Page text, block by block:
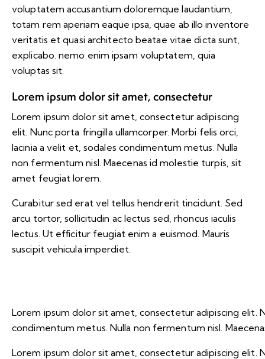
voluptatem accusantium doloremque laudantium,
totam rem aperiam eaque ipsa, quae ab illo inventore
veritatis et quasi architecto beatae vitae dicta sunt,
explicabo. nemo enim ipsam voluptatem, quia
voluptas sit.
Lorem ipsum dolor sit amet, consectetur
Lorem ipsum dolor sit amet, consectetur adipiscing
elit. Nunc porta fringilla ullamcorper. Morbi felis orci,
lacinia a velit et, sodales condimentum metus. Nulla
non fermentum nisl. Maecenas id molestie turpis, sit
amet feugiat lorem.
Curabitur sed erat vel tellus hendrerit tincidunt. Sed
arcu tortor, sollicitudin ac lectus sed, rhoncus iaculis
lectus. Ut efficitur feugiat enim a euismod. Mauris
suscipit vehicula imperdiet.
Lorem ipsum dolor sit amet, consectetur adipiscing elit.
condimentum metus. Nulla non fermentum nisl.
Lorem ipsum dolor sit amet, consectetur adipiscing elit.